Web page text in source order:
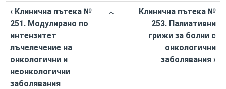
‹ Клинична пътека №
251. Модулирано по
интензитет
лъчелечение на
онкологични и
неонкологични
заболявания
Клинична пътека №
253. Палиативни
грижи за болни с
онкологични
заболявания ›